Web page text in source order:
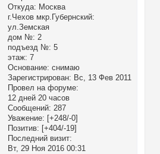
Откуда: Москва
г.Чехов мкр.Губернский:
ул.Земская
дом №: 2
подъезд №: 5
этаж: 7
Основание: снимаю
Зарегистрирован: Вс, 13 Фев 2011
Провел на форуме:
12 дней 20 часов
Сообщений: 287
Уважение: [+248/-0]
Позитив: [+404/-19]
Последний визит:
Вт, 29 Ноя 2016 00:31